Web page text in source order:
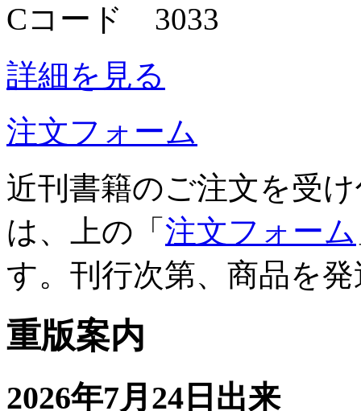
Cコード 3033
詳細を見る
注文フォーム
近刊書籍のご注文を受
は、上の「 注文フォーム
す。刊行次第、商品を
重版案内
2026年7月24日出来